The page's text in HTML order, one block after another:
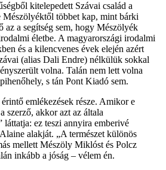
kitelepedett Szávai család a
Mészölyéktől többet kap, mint bárki
az a segítség sem, hogy Mészölyék
életbe. A magyarországi irodalmi
és a kilencvenes évek elején azért
(alias Dali Endre) nélkülük sokkal
volna. Talán nem lett volna
s tán Pont Kiadó sem.
emlékezések része. Amikor e
szerző, akkor azt az általa
láttatja: ez teszi annyira emberivé
alakját. „A természet különös
mellett Mészöly Miklóst és Polcz
inkább a jóság – vélem én.